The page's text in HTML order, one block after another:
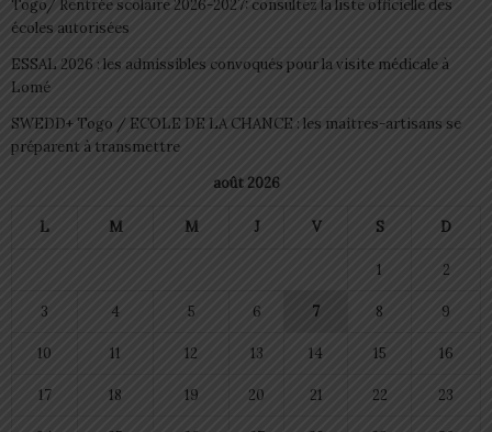
Togo/ Rentrée scolaire 2026-2027: consultez la liste officielle des
écoles autorisées
ESSAL 2026 : les admissibles convoqués pour la visite médicale à
Lomé
SWEDD+ Togo / ECOLE DE LA CHANCE : les maitres-artisans se
préparent à transmettre
août 2026
L M M J V S D
1 2
3 4 5 6 7 8 9
10 11 12 13 14 15 16
17 18 19 20 21 22 23